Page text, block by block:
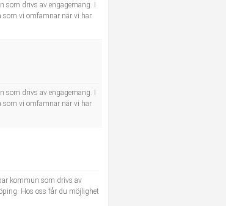
drivs av engagemang. I
som vi omfamnar när vi har
drivs av engagemang. I
som vi omfamnar när vi har
kommun som drivs av
Hos oss får du möjlighet